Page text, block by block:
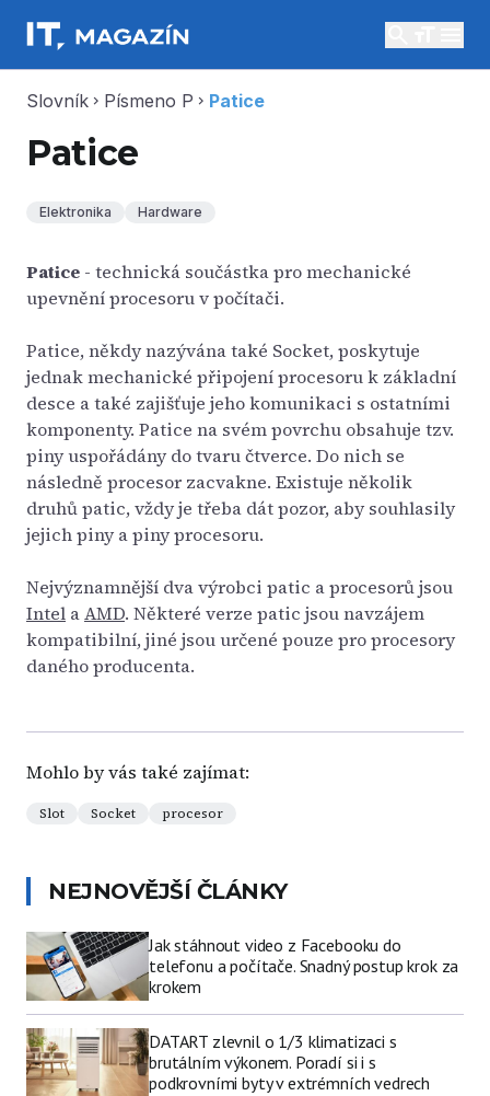
Slovník chevron_right Písmeno P chevron_right Patice
Patice
Elektronika Hardware
Patice - technická součástka pro mechanické
upevnění procesoru v počítači.
Patice, někdy nazývána také Socket, poskytuje
jednak mechanické připojení procesoru k základní
desce a také zajišťuje jeho komunikaci s ostatními
komponenty. Patice na svém povrchu obsahuje tzv.
piny uspořádány do tvaru čtverce. Do nich se
následně procesor zacvakne. Existuje několik
druhů patic, vždy je třeba dát pozor, aby souhlasily
jejich piny a piny procesoru.
Nejvýznamnější dva výrobci patic a procesorů jsou
Intel aAMD. Některé verze patic jsou navzájem
kompatibilní, jiné jsou určené pouze pro procesory
daného producenta.
Mohlo by vás také zajímat:
Slot Socket procesor
NEJNOVĚJŠÍ ČLÁNKY
Jak stáhnout video z Facebooku do
telefonu a počítače. Snadný postup krok za
krokem
DATART zlevnil o 1/3 klimatizaci s
brutálním výkonem. Poradí si i s
podkrovními byty v extrémních vedrech